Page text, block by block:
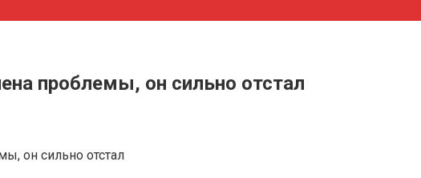
проблемы, он сильно отстал